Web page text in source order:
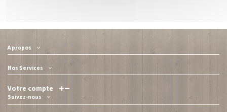
A propos
Nos Services
Votre compte
Suivez-nous